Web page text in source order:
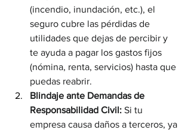
(incendio, inundación, etc.), el
seguro cubre las pérdidas de
utilidades que dejas de percibir y
te ayuda a pagar los gastos fijos
(nómina, renta, servicios) hasta que
puedas reabrir.
Blindaje ante Demandas de
Responsabilidad Civil: Si tu
empresa causa daños a terceros, ya